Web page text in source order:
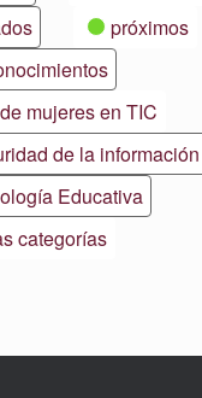
próximos
mujeres en TIC
de la información
Educativa
categorías